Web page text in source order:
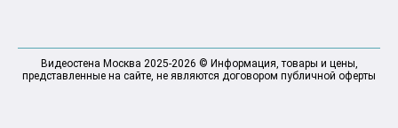
Видеостена Москва 2025-2026 © Информация, товары и цены,
представленные на сайте, не являются договором публичной оферты